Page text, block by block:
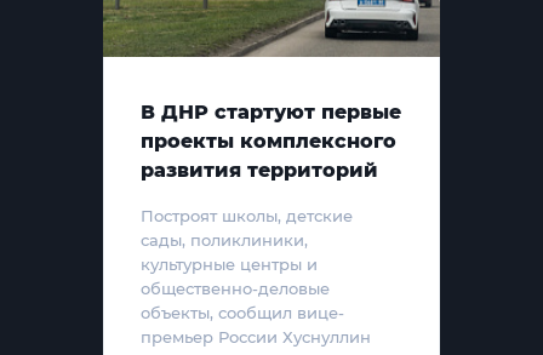
В ДНР стартуют первые
проекты комплексного
развития территорий
Построят школы, детские
сады, поликлиники,
культурные центры и
общественно-деловые
объекты, сообщил вице-
премьер России Хуснуллин